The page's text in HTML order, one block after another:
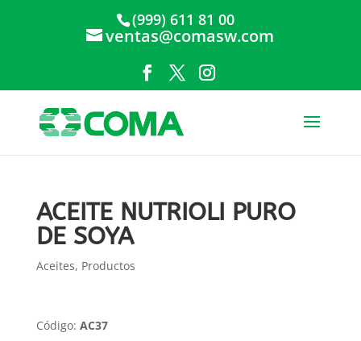
(999) 611 81 00
ventas@comasw.com
ACEITE NUTRIOLI PURO
DE SOYA
Aceites, Productos
Código: AC37